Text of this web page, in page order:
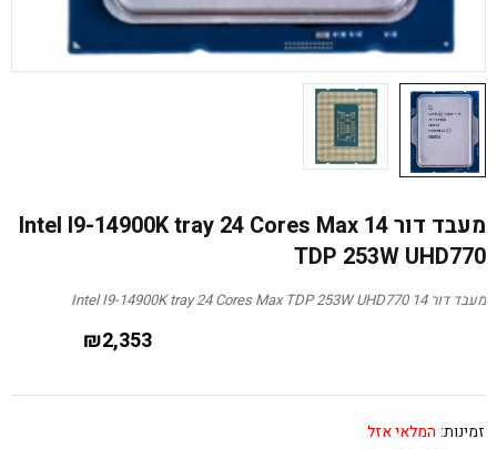
מעבד דור 14 Intel I9-14900K tray 24 Cores Max
TDP 253W UHD770
מעבד דור 14 Intel I9-14900K tray 24 Cores Max TDP 253W UHD770
₪2,353
זמינות: המלאי אזל